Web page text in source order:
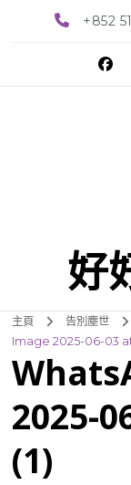
+852
好
主頁 告別塵世
Image 2025-06-03 at
2025-
(1)